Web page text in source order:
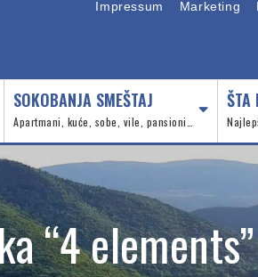
Impressum Marketing
SOKOBANJA SMEŠTAJ
Apartmani, kuće, sobe, vile, pansioni…
ŠTA
“4 elements”